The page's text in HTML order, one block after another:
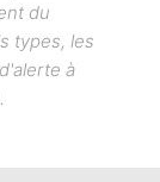
du
types, les
à